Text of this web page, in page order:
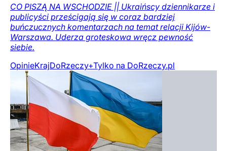
CO PISZĄ NA WSCHODZIE || Ukraińscy dziennikarze i
publicyści prześcigają się w coraz bardziej
buńczucznych komentarzach na temat relacji Kijów-
Warszawa. Uderza groteskowa wręcz pewność
siebie.
OpinieKrajDoRzeczy+Tylko na DoRzeczy.pl